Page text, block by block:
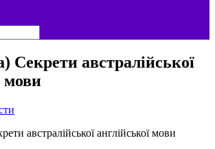
Секрети австралійської
мови